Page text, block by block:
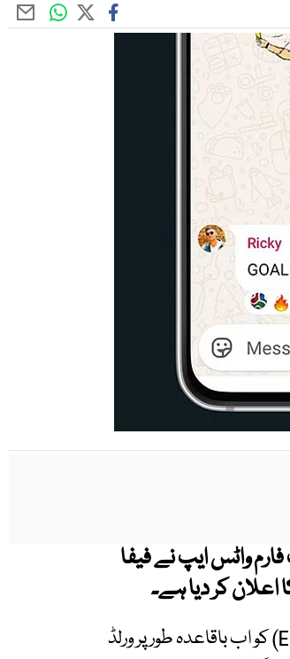
واٹس ایپنے فیفا
دنیا بھر میں سب سے زیادہ استعمال ہونے والے فٹ بال ایموجی (Emoji) کو اب باقاعدہ طور پر ورلڈ